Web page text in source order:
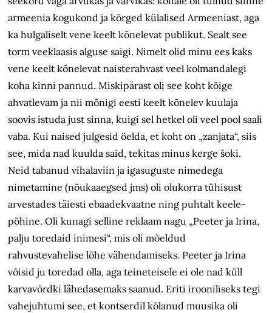
armeenia kogukond ja kõrged külalised Armeeniast, aga
ka hulgaliselt vene keelt kõnelevat publikut. Sealt see
torm veeklaasis alguse saigi. Nimelt olid minu ees kaks
vene keelt kõnelevat naisterahvast veel kolmandalegi
koha kinni pannud. Miskipärast oli see koht kõige
ahvatlevam ja nii mõnigi eesti keelt kõnelev kuulaja
soovis istuda just sinna, kuigi sel hetkel oli veel pool saali
vaba. Kui naised julgesid öelda, et koht on „zanjata“, siis
see, mida nad kuulda said, tekitas minus kerge šoki.
Neid tabanud vihalaviin ja igasuguste nimedega
nimetamine (nõukaaegsed jms) oli olukorra tühisust
arvestades täiesti ebaadekvaatne ning puhtalt keele­
põhine. Oli kunagi selline reklaam nagu „Peeter ja Irina,
palju toredaid inimesi“, mis oli mõeldud
rahvustevahelise lõhe vähendamiseks. Peeter ja Irina
võisid ju toredad olla, aga teineteisele ei ole nad küll
karvavõrdki lähedasemaks saanud. Eriti irooniliseks tegi
vahejuhtumi see, et kontserdil kõlanud muusika oli